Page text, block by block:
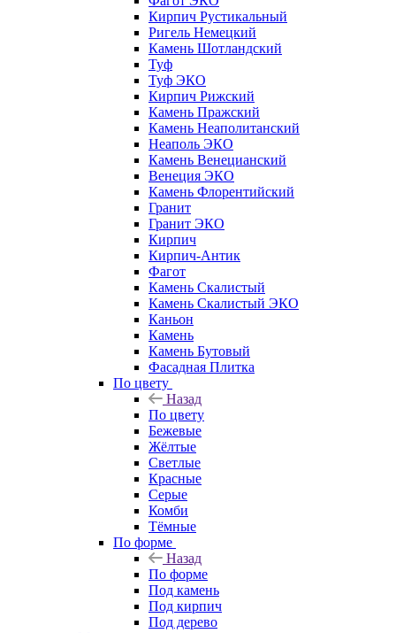
Кирпич Рустикальный
Ригель Немецкий
Камень Шотландский
Туф
Туф ЭКО
Кирпич Рижский
Камень Пражский
Камень Неаполитанский
Неаполь ЭКО
Камень Венецианский
Венеция ЭКО
Камень Флорентийский
Гранит
Гранит ЭКО
Кирпич
Кирпич-Антик
Фагот
Камень Скалистый
Камень Скалистый ЭКО
Каньон
Камень
Камень Бутовый
Фасадная Плитка
По цвету
Назад
По цвету
Бежевые
Жёлтые
Светлые
Красные
Серые
Комби
Тёмные
По форме
Назад
По форме
Под камень
Под кирпич
Под дерево